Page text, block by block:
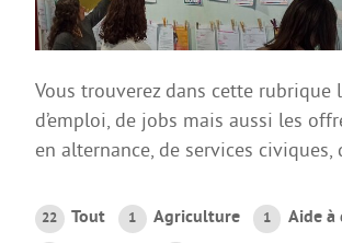
Droits du travail
Étranger·es en France
Agir au quotidien
Vous trouverez dans cette rubrique
d’emploi, de jobs mais aussi les
en alternance, de services civiques,
22 Tout 1 Agriculture 1 Aide à